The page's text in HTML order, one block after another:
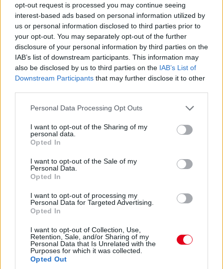
opt-out request is processed you may continue seeing
interest-based ads based on personal information utilized by
us or personal information disclosed to third parties prior to
your opt-out. You may separately opt-out of the further
disclosure of your personal information by third parties on the
IAB’s list of downstream participants. This information may
also be disclosed by us to third parties on the IAB’s List of
Downstream Participants that may further disclose it to other
Please note that this website/app uses one or more Google
not limited to your visit or usage behaviour. You may click to
grant or deny consent to Google and its third-party tags to
use your data for below specified purposes in below Google
consent section.
Personal Data Processing Opt Outs
I want to opt-out of the Sharing of my
personal data.
Opted In
I want to opt-out of the Sale of my
Personal Data.
Opted In
I want to opt-out of processing my
Personal Data for Targeted Advertising.
Opted In
I want to opt-out of Collection, Use,
Retention, Sale, and/or Sharing of my
Personal Data that Is Unrelated with the
Purposes for which it was collected.
Opted Out
Hasonlóra utalhattak Newey szavai is, amikor arról kérdezték
még a Magyar Nagydíj sajtótájékoztatóján, hogy mennyire
fontos számukra, hogy megtartsák Alonsót, és szerintük
sikerülni fog-e ez az istálló gyenge szereplése fényében is:
„Fernando nyilvánvalóan egy lenyűgöző versenyző. Óriási
értéket jelent a csapatnak, mind a visszajelzéseivel, mind a
képességeivel. Úgyhogy természetesen fontos számunkra.
Meglehetősen biztos vagyok benne, hogy Fernando élvezi a
velünk töltött idejét, és hogy folytatni fogjuk a kapcsolatunkat”